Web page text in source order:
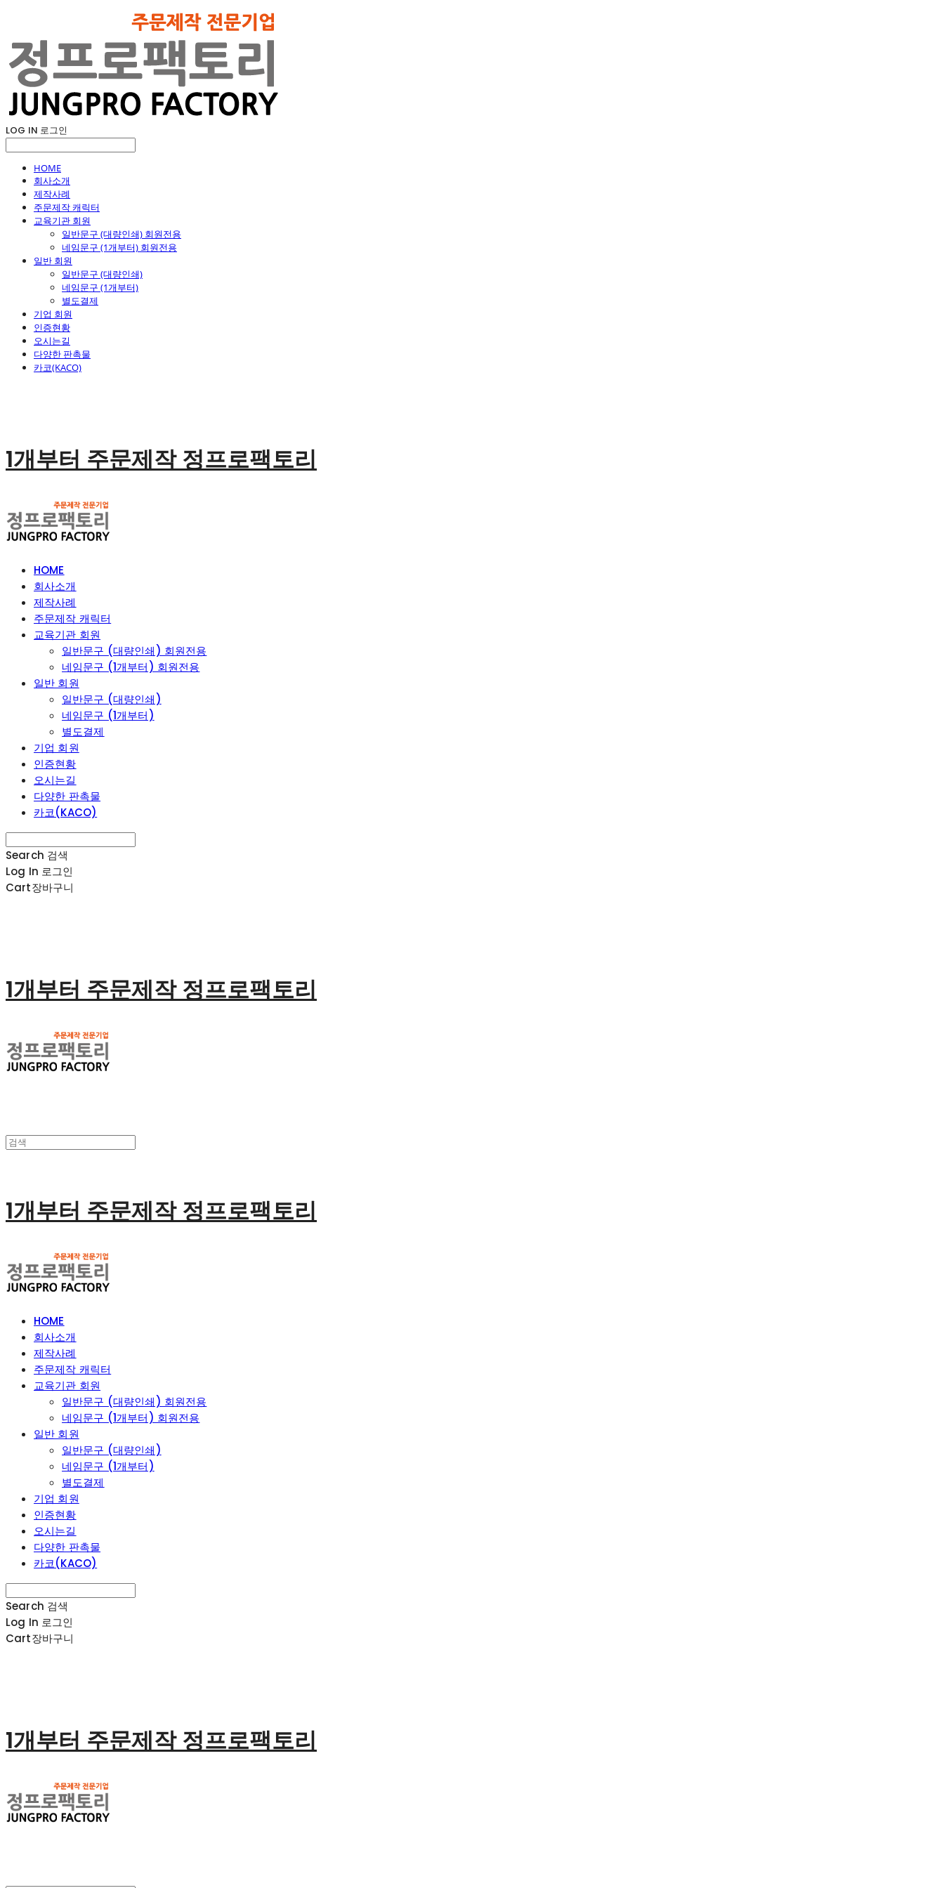
LOG IN 로그인
HOME
회사소개
제작사례
주문제작 캐릭터
교육기관 회원
일반문구 (대량인쇄) 회원전용
네임문구 (1개부터) 회원전용
일반 회원
일반문구 (대량인쇄)
네임문구 (1개부터)
별도결제
기업 회원
인증현황
오시는길
다양한 판촉물
카코(KACO)
1개부터 주문제작 정프로팩토리
HOME
회사소개
제작사례
주문제작 캐릭터
교육기관 회원
일반문구 (대량인쇄) 회원전용
네임문구 (1개부터) 회원전용
일반 회원
일반문구 (대량인쇄)
네임문구 (1개부터)
별도결제
기업 회원
인증현황
오시는길
다양한 판촉물
카코(KACO)
Search 검색
Log In 로그인
Cart장바구니
1개부터 주문제작 정프로팩토리
1개부터 주문제작 정프로팩토리
HOME
회사소개
제작사례
주문제작 캐릭터
교육기관 회원
일반문구 (대량인쇄) 회원전용
네임문구 (1개부터) 회원전용
일반 회원
일반문구 (대량인쇄)
네임문구 (1개부터)
별도결제
기업 회원
인증현황
오시는길
다양한 판촉물
카코(KACO)
Search 검색
Log In 로그인
Cart장바구니
1개부터 주문제작 정프로팩토리